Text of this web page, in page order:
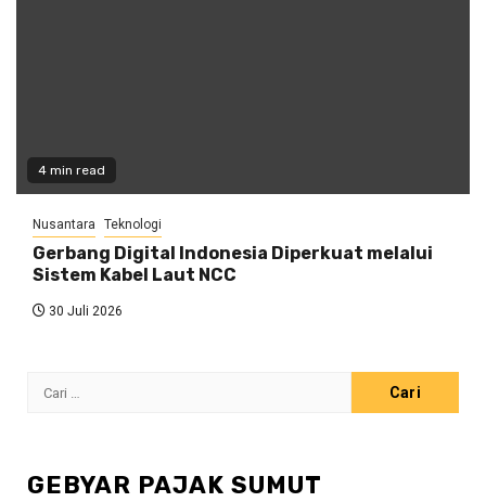
4 min read
Nusantara Teknologi
Gerbang Digital Indonesia Diperkuat melalui
Sistem Kabel Laut NCC
30 Juli 2026
Cari
GEBYAR PAJAK SUMUT